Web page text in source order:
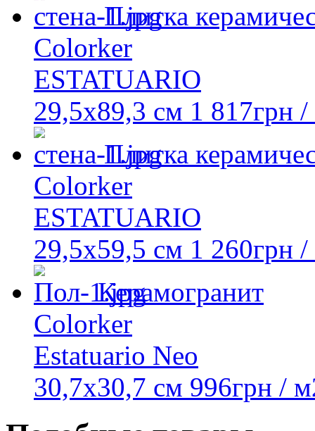
Плитка
Colorker
ESTATUARIO
29,5x89,3 см 1 817грн /
Плитка
Colorker
ESTATUARIO
29,5x59,5 см 1 260грн /
Керамогранит
Colorker
Estatuario Neo
30,7x30,7 см 996грн /